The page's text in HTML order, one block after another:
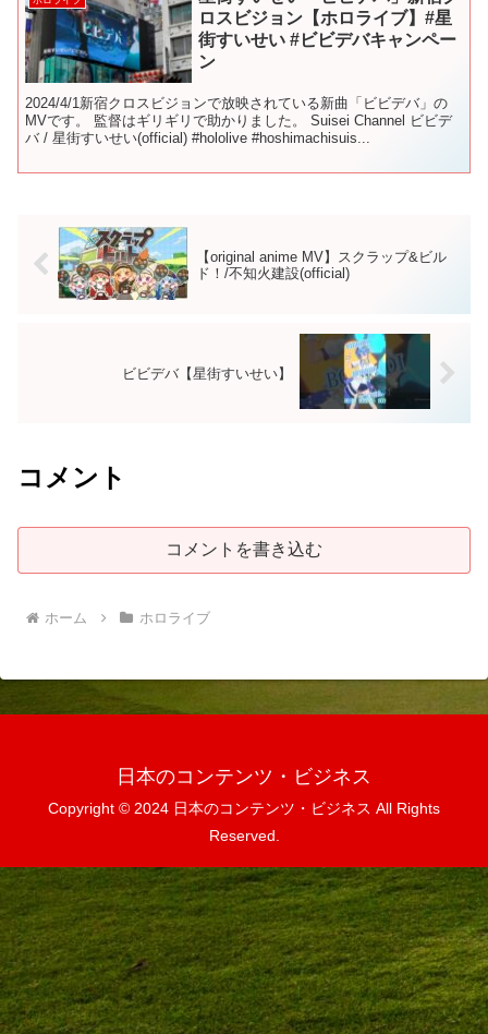
ロスビジョン【ホロライブ】#星
街すいせい #ビビデバキャンペー
ン
2024/4/1新宿クロスビジョンで放映されている新曲「ビビデバ」の
MVです。 監督はギリギリで助かりました。 Suisei Channel ビビデ
バ / 星街すいせい(official) #hololive #hoshimachisuis...
【original anime MV】スクラップ&ビル
ド！/不知火建設(official)
ビビデバ【星街すいせい】
コメント
コメントを書き込む
ホーム ホロライブ
日本のコンテンツ・ビジネス
Copyright © 2024 日本のコンテンツ・ビジネス All Rights
Reserved.